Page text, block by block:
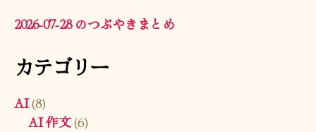
2026-07-28 のつぶやきまとめ
カテゴリー
AI(8)
AI 作文(6)